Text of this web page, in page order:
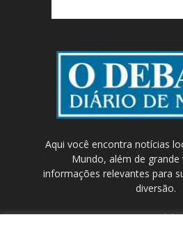
Aqui você encontra notícias
Mundo, além de grande
informações relevantes para
diversão.
Contato: